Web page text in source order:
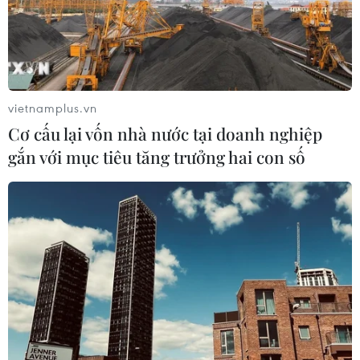
TIN LIÊN QUAN
Quỹ Tấm lòng Việt nhận được 10,5 tỷ đồng
ủng hộ tái thiết thôn Làng Nủ
15/09/2024 02:56
vietnamplus.vn
Cơ cấu lại vốn nhà nước tại doanh nghiệp
gắn với mục tiêu tăng trưởng hai con số